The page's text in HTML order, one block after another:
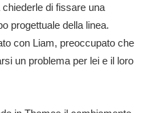
di fissare una
progettuale della linea.
con Liam, preoccupato che
un problema per lei e il loro